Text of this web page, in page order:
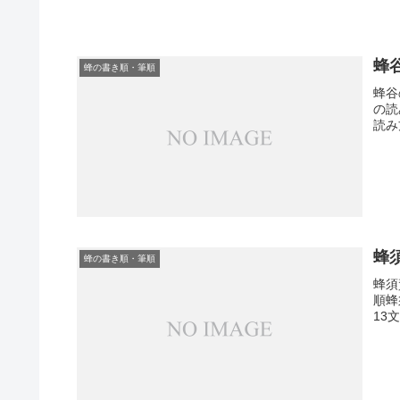
蜂の書き順・筆順 蜂
蜂
の
読
蜂の書き順・筆順 蜂
蜂
順
13